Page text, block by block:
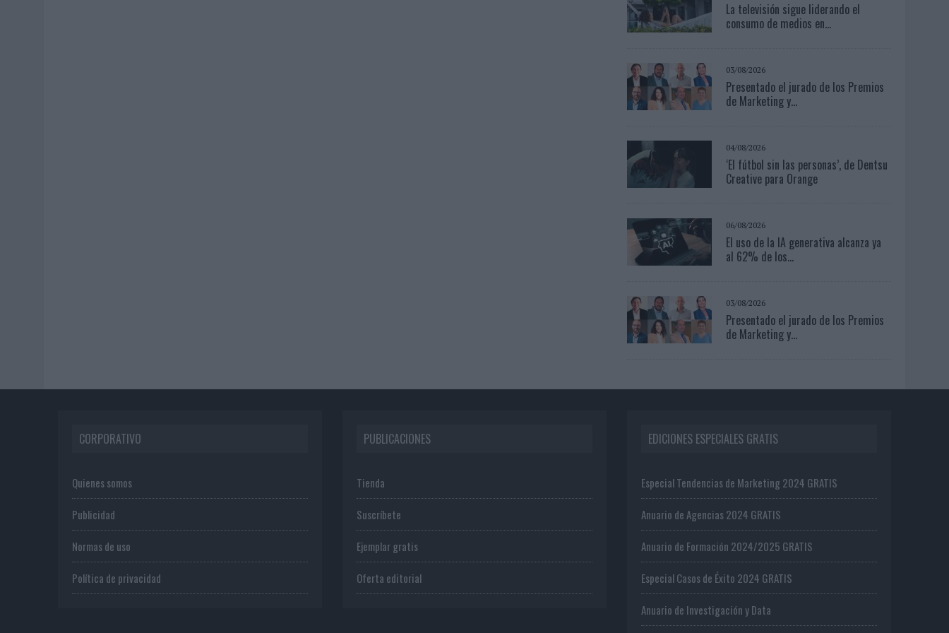
La televisión sigue liderando el
consumo de medios en...
03/08/2026
Presentado el jurado de los Premios
de Marketing y...
04/08/2026
‘El fútbol sin las personas’, de Dentsu
Creative para Orange
06/08/2026
El uso de la IA generativa alcanza ya
al 62% de los...
03/08/2026
Presentado el jurado de los Premios
de Marketing y...
CORPORATIVO
Quienes somos
Publicidad
Normas de uso
Política de privacidad
PUBLICACIONES
Tienda
Suscríbete
Ejemplar gratis
Oferta editorial
EDICIONES ESPECIALES GRATIS
Especial Tendencias de Marketing 2024 GRATIS
Anuario de Agencias 2024 GRATIS
Anuario de Formación 2024/2025 GRATIS
Especial Casos de Éxito 2024 GRATIS
Anuario de Investigación y Data